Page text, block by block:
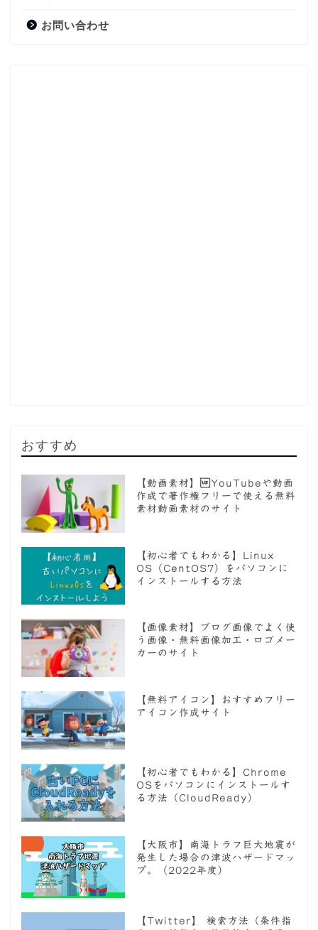
お問い合わせ
おすすめ
【動画素材】YouTubeや動画
作成で著作権フリーで使える無料
素材動画素材のサイト
【初心者でもわかる】Linux
OS（CentOS7）をパソコンに
インストールする方法
【画像素材】ブログ画像でよく使
う画像・無料画像加工・ロゴメー
カーのサイト
【無料アイコン】おすすめフリー
アイコン作成サイト
【初心者でもわかる】Chrome
OSをパソコンにインストールす
る方法（CloudReady）
【大阪市】南海トラフ巨大地震が
発生した場合の津波ハザードマッ
プ。（2022年度）
【Twitter】 検索方法（条件指